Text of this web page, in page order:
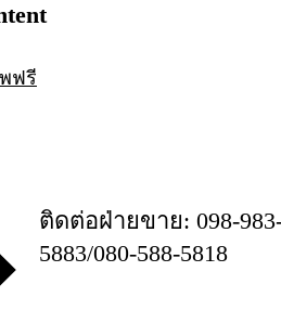
ฟรี
ติดต่อฝ่ายขาย: 098-
5883/080-588-5818